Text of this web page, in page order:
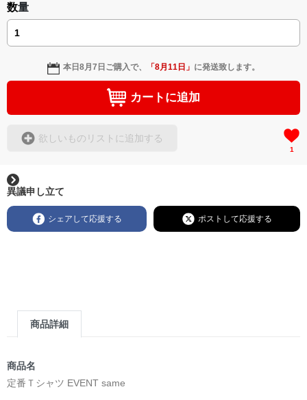
数量
本日8月7日 ご購入で、 「8月11日 」 に発送致します。
カートに追加
欲しいものリストに追加する
1
異議申し立て
シェアして応援する ポストして応援する
商品詳細
商品名
定番Ｔシャツ EVENT same